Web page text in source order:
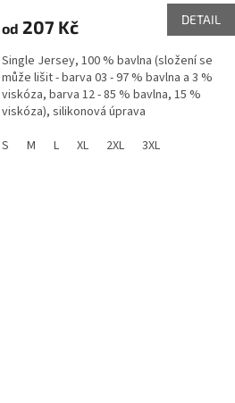
od 207 Kč DETAIL
Single Jersey, 100 % bavlna (složení se
může lišit - barva 03 - 97 % bavlna a 3 %
viskóza, barva 12 - 85 % bavlna, 15 %
viskóza), silikonová úprava
S
M L XL 2XL 3XL